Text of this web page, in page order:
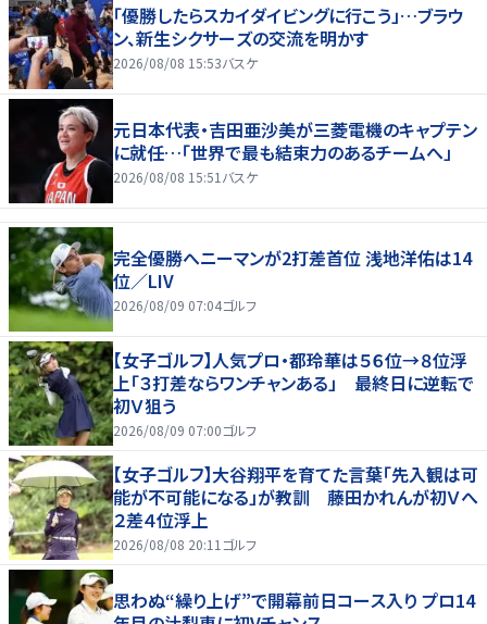
「優勝したらスカイダイビングに行こう」…ブラウ
ン、新生シクサーズの交流を明かす
2026/08/08 15:53バスケ
元日本代表・吉田亜沙美が三菱電機のキャプテン
に就任…「世界で最も結束力のあるチームへ」
2026/08/08 15:51 バスケ
完全優勝へニーマンが2打差首位 浅地洋佑は14
位／LIV
2026/08/09 07:04ゴルフ
【女子ゴルフ】人気プロ・都玲華は５６位→８位浮
上「３打差ならワンチャンある」 最終日に逆転で
初Ｖ狙う
2026/08/09 07:00ゴルフ
【女子ゴルフ】大谷翔平を育てた言葉「先入観は可
能が不可能になる」が教訓 藤田かれんが初Ｖへ
２差４位浮上
2026/08/08 20:11 ゴルフ
思わぬ“繰り上げ”で開幕前日コース入り プロ14